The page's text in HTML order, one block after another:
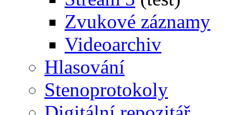
Zvukové záznamy
Videoarchiv
Hlasování
Stenoprotokoly